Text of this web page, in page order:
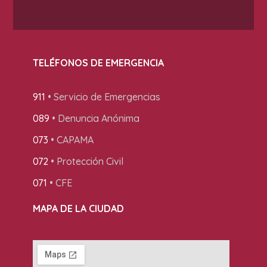
TELÉFONOS DE EMERGENCIA
911 • Servicio de Emergencias
089 • Denuncia Anónima
073 • CAPAMA
072 • Protección Civil
071 • CFE
MAPA DE LA CIUDAD